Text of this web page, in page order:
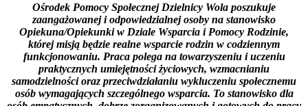
Ośrodek Pomocy Społecznej Dzielnicy Wola poszukuje
zaangażowanej i odpowiedzialnej osoby na stanowisko
Opiekuna/Opiekunki w Dziale Wsparcia i Pomocy Rodzinie,
której misją będzie realne wsparcie rodzin w codziennym
funkcjonowaniu. Praca polega na towarzyszeniu i uczeniu
praktycznych umiejętności życiowych, wzmacnianiu
samodzielności oraz przeciwdziałaniu wykluczeniu społecznemu
osób wymagających szczególnego wsparcia. To stanowisko dla